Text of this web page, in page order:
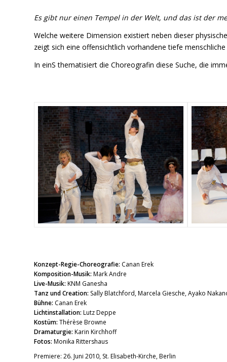
Es gibt nur einen Tempel in der Welt, und das ist der
Welche weitere Dimension existiert neben dieser
zeigt sich eine offensichtlich vorhandene tiefe
In einS thematisiert die Choreografin diese Suche, die
Konzept-Regie-Choreografie: Canan Erek
Komposition-Musik: Mark Andre
Live-Musik: KNM Ganesha
Tanz und Creation: Sally Blatchford, Marcela Giesche, Ayako
Bühne: Canan Erek
Lichtinstallation: Lutz Deppe
Kostüm: Thérèse Browne
Dramaturgie: Karin Kirchhoff
Fotos: Monika Rittershaus
Premiere: 26. Juni 2010, St. Elisabeth-Kirche, Berlin